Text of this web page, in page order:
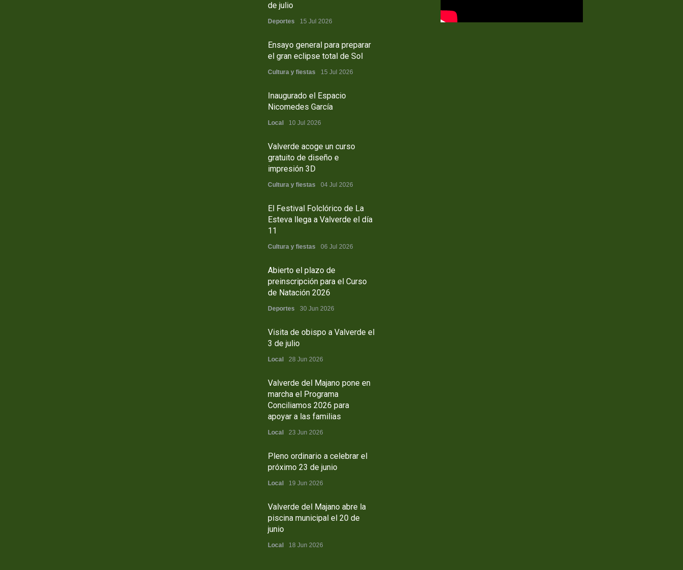
de julio
Deportes 15 Jul 2026
Ensayo general para preparar
el gran eclipse total de Sol
Cultura y fiestas 15 Jul 2026
Inaugurado el Espacio
Nicomedes García
Local 10 Jul 2026
Valverde acoge un curso
gratuito de diseño e
impresión 3D
Cultura y fiestas 04 Jul 2026
El Festival Folclórico de La
Esteva llega a Valverde el día
11
Cultura y fiestas 06 Jul 2026
Abierto el plazo de
preinscripción para el Curso
de Natación 2026
Deportes 30 Jun 2026
Visita de obispo a Valverde el
3 de julio
Local 28 Jun 2026
Valverde del Majano pone en
marcha el Programa
Conciliamos 2026 para
apoyar a las familias
Local 23 Jun 2026
Pleno ordinario a celebrar el
próximo 23 de junio
Local 19 Jun 2026
Valverde del Majano abre la
piscina municipal el 20 de
junio
Local 18 Jun 2026